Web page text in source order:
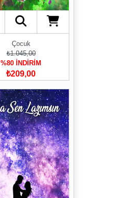
Çocuk
₺1.045,00
%80 İNDİRİM
₺209,00